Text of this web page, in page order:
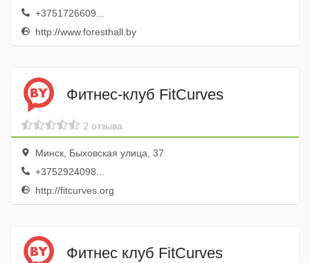
+3751726609...
http://www.foresthall.by
Фитнес-клуб FitCurves
2 отзыва
Минск, Быховская улица, 37
+3752924098...
http://fitcurves.org
Фитнес клуб FitCurves